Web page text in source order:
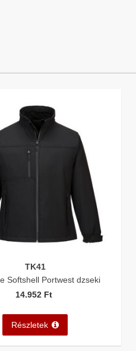
TK41
Softshell Portwest dzseki
14.952 Ft
Részletek